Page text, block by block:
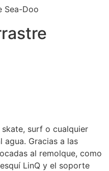
Sea-Doo
surf o cualquier
agua. Gracias a las
al remolque, como
LinQ y el soporte